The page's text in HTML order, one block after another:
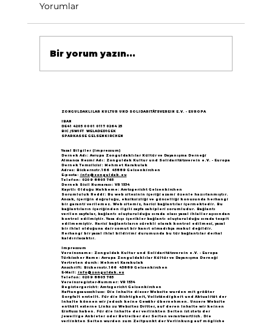
büyük yankı uyandırdı...
Yorumlar
Bir yorum yazın...
ZONGULDAKLILAR KULTUR UND SOLIDARITÄTSVEREIN E.V. - EUROPA
IBAN
DE41 4205 0001 0117 0264 25
BIC /SWIFT WELADED1GEK
SPARKASSE GELSENKIRCHEN
Yasal Bilgiler (Impressum)
Dernek Adı: Avrupa Zonguldaklılar Kültür ve Dayanışma Derneği
Almanca Resmi Adı: Zonguldak Kultur und Solidaritätsverein e.V. - Europa
Dernek Temsilcisi: Mehmet Karakulak
Adres: Bickernstr.166 45889 Gelsenkirchen
E-posta: info@zonguldak.eu
Telefon: 0209 8805 765
Dernek Sicil Numarası: VR 1534
Kayıtlı Olduğu Mahkeme: Amtsgericht Gelsenkirchen
Sorumluluk Reddi: Bu web sitesinin içeriği azami özenle hazırlanmıştır.
Ancak, içeriğin doğruluğu, eksiksizliği ve güncelliği konusunda herhangi
bir garanti verilemez. Web sitemiz, harici bağlantılar içermektedir. Bu
bağlantıların içeriğinden ilgili sayfa sahipleri sorumludur. Bağlantı
verilen sayfalar, bağlantı oluşturulduğu sırada olası yasal ihlaller açısından
kontrol edilmiştir. Yasa dışı içerikler bağlantı oluşturulduğu sırada tespit
edilmemiştir. Harici bağlantıların sürekli olarak kontrol edilmesi, yasal
bir ihlal olduğuna dair somut bir kanıt olmadıkça makul değildir.
Herhangi bir yasal ihlal bildirimi durumunda bu tür bağlantılar derhal
kaldırılacaktır.
Impressum
Vereinsname: Zonguldak Kultur und Solidaritätsverein e.V. - Europa
Türkischer Name: Avrupa Zonguldaklılar Kültür ve Dayanışma Derneği
Vertreten durch: Mehmet Karakulak
Anschrift: Bickernstr.166 45889 Gelsenkirchen
E-Mail: info@zonguldak.eu
Telefon: 0209 8805 765
Vereinsregister-Nummer: VR 1534
Registergericht: Amtsgericht Gelsenkirchen
Haftungsausschluss: Die Inhalte dieser Website wurden mit größter
Sorgfalt erstellt. Für die Richtigkeit, Vollständigkeit und Aktualität der
Inhalte können wir jedoch keine Gewähr übernehmen. Unsere Website
enthält externe Links zu Websites Dritter, auf deren Inhalte wir keinen
Einfluss haben. Für die Inhalte der verlinkten Seiten ist stets der
jeweilige Anbieter oder Betreiber der Seiten verantwortlich. Die
verlinkten Seiten wurden zum Zeitpunkt der Verlinkung auf mögliche